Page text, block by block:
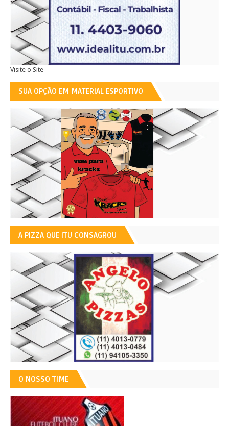
Visite o Site
SUA OPÇÃO EM MATERIAL ESPORTIVO
A PIZZA QUE ITU CONSAGROU
O NOSSO TIME